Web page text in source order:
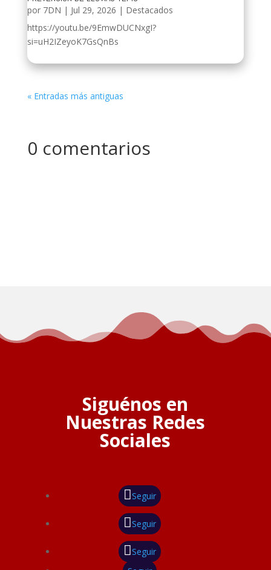
por 7DN | Jul 29, 2026 | Destacados
https://youtu.be/9EmwDUCNxgI?
si=uH2IZeyoK7GsQnBs
« Entradas más antiguas
0 comentarios
Siguénos en
Nuestras Redes
Sociales
Seguir
Seguir
Seguir